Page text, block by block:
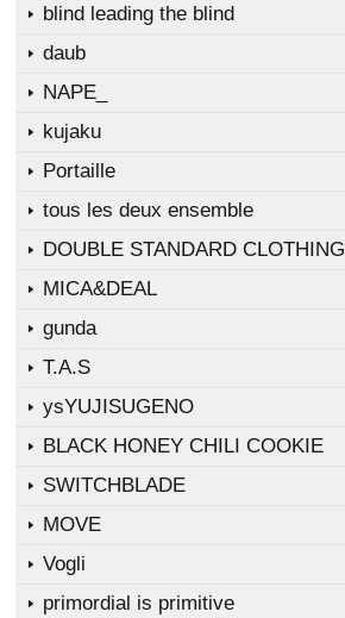
blind leading the blind
daub
NAPE_
kujaku
Portaille
tous les deux ensemble
DOUBLE STANDARD CLOTHING
MICA&DEAL
gunda
T.A.S
ysYUJISUGENO
BLACK HONEY CHILI COOKIE
SWITCHBLADE
MOVE
Vogli
primordial is primitive